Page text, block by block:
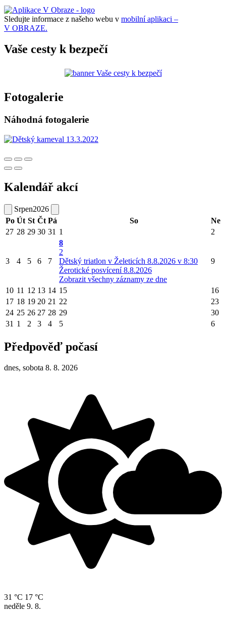
Sledujte informace z našeho webu v mobilní aplikaci –
V OBRAZE.
Vaše cesty k bezpečí
Fotogalerie
Náhodná fotogalerie
Kalendář akcí
Srpen2026
Po Út St Čt Pá So
Ne
27 28 29 30 31 1 2
3 4 5 6 7
8
2
Dětský triatlon v Želeticích 8.8.2026 v 8:30
Žerotické posvícení 8.8.2026
Zobrazit všechny záznamy ze dne
9
10 11 12 13 14 15
16
17 18 19 20 21 22
23
24 25 26 27 28 29
30
31 1 2 3 4 5 6
Předpověď počasí
dnes, sobota 8. 8. 2026
31 °C 17 °C
neděle 9. 8.